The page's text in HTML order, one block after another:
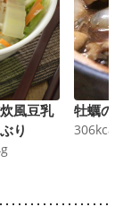
風豆乳
り
g
牡蠣の
306kcal